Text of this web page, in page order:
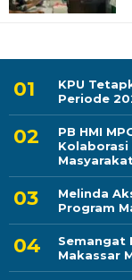
KPU
Periode
PB HMI
Kolaborasi
Melinda
Program
Semangat
Makassar